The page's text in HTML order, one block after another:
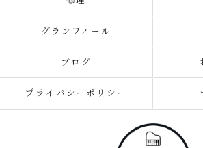
グランフィール
ブログ
プライバシーポリシー